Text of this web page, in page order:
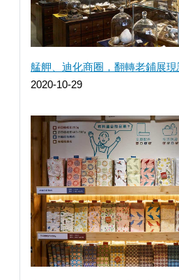
艋舺、迪化商圈，翻轉老鋪展現
2020-10-29